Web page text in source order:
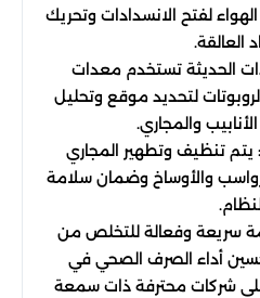
لفتح الانسدادات وتحريك
العالقة.
الحديثة تستخدم معدات
لتحديد موقع وتحليل
والمجاري.
تنظيف وتطهير المجاري
والأوساخ وضمان سلامة
النظام.
سريعة وفعالة للتخلص من
أداء الصرف الصحي في
على شركات محترفة ذات سمعة